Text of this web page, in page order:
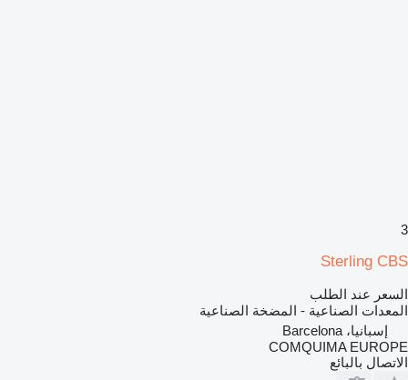
3
Sterling CBS
السعر عند الطلب
المعدات الصناعية - المضخة الصناعية
إسبانيا، Barcelona
COMQUIMA EUROPE
الاتصال بالبائع